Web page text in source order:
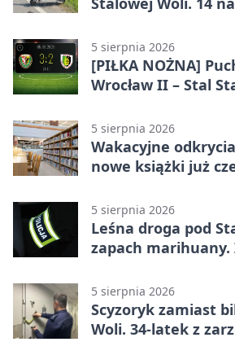
5 sierpnia 2026
[PIŁKA NOŻNA]
Wrocław II – Stal
5 sierpnia 2026
Wakacyjne
nowe książki już
5 sierpnia 2026
Leśna droga pod
zapach
5 sierpnia 2026
Scyzoryk zamiast
Woli. 34-latek z